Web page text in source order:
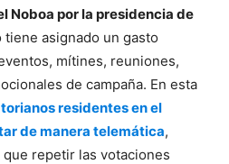
Noboa por la presidencia de
tiene asignado un gasto
mítines, reuniones,
de campaña. En esta
residentes en el
de manera telemática,
repetir las votaciones